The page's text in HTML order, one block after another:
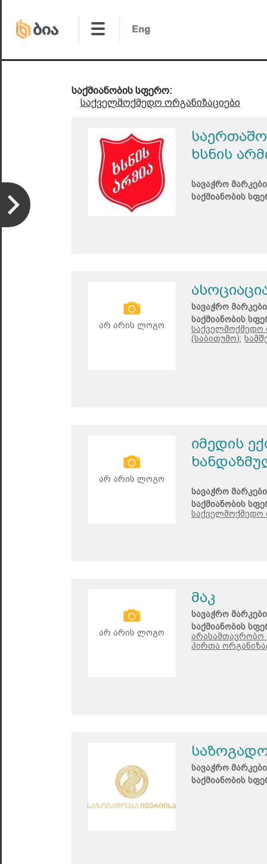
საქმიანობის სფერო:
საქველმოქმედო ორგანიზაციები
ხსნის
სავაჭრო
საქმიანობის
არ არის ლოგო
სავაჭრო
საქმიანობის
საქველმოქმედო
(საბითუმო);
არ არის ლოგო
იმედის
სავაჭრო
საქმიანობის
საქველმოქმედო
არ არის ლოგო
მაკ
სავაჭრო
საქმიანობის
არასამთავრობო
პირთა
სავაჭრო
საქმიანობის